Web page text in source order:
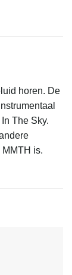
horen. De
The Sky.
is.